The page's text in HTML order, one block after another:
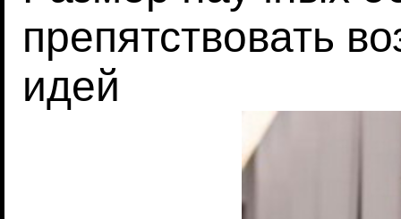
препятствовать
идей